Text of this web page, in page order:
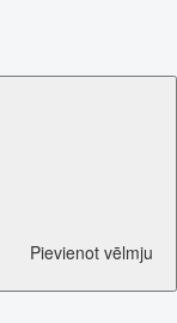
Pievienot vēlmju